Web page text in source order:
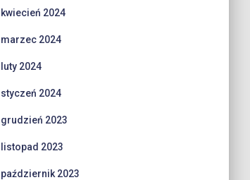
kwiecień 2024
marzec 2024
luty 2024
styczeń 2024
grudzień 2023
listopad 2023
październik 2023